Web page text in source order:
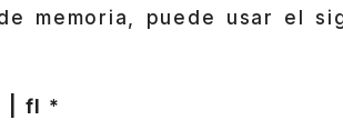
memoria, puede usar el
| fl *